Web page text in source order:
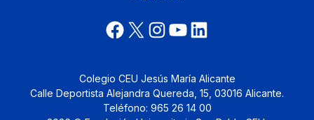
Colegio CEU Jesús María Alicante
Calle Deportista Alejandra Quereda, 15, 03016 Alicante.
Teléfono: 965 26 14 00